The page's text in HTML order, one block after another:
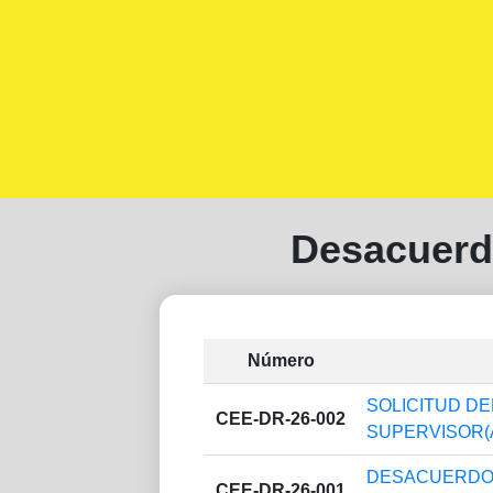
Número
CEE-DR-26-002
SOLICITUD